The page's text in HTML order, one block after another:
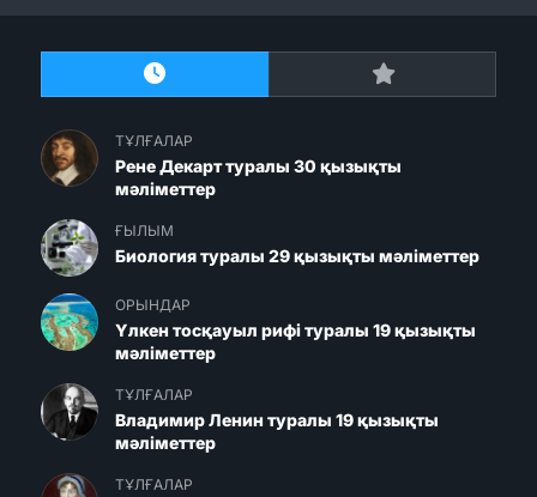
ТҰЛҒАЛАР
Рене Декарт туралы 30 қызықты
мәліметтер
ҒЫЛЫМ
Биология туралы 29 қызықты мәліметтер
ОРЫНДАР
Үлкен тосқауыл рифі туралы 19 қызықты
мәліметтер
ТҰЛҒАЛАР
Владимир Ленин туралы 19 қызықты
мәліметтер
ТҰЛҒАЛАР